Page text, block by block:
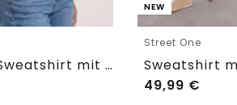
Kurzarm Sweatshirt mit Rundhals
NEW
Street One
49,99 €